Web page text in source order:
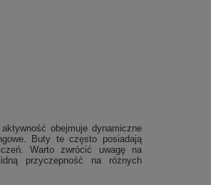
obejmuje dynamiczne
Buty te często posiadają
Warto zwrócić uwagę na
przyczepność na różnych